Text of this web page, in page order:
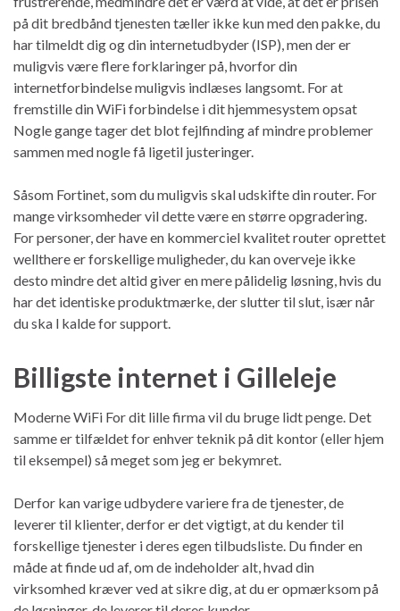
på dit bredbånd tjenesten tæller ikke kun med den pakke, du
har tilmeldt dig og din internetudbyder (ISP), men der er
muligvis være flere forklaringer på, hvorfor din
internetforbindelse muligvis indlæses langsomt. For at
fremstille din WiFi forbindelse i dit hjemmesystem opsat
Nogle gange tager det blot fejlfinding af mindre problemer
sammen med nogle få ligetil justeringer.
Såsom Fortinet, som du muligvis skal udskifte din router. For
mange virksomheder vil dette være en større opgradering.
For personer, der have en kommerciel kvalitet router oprettet
wellthere er forskellige muligheder, du kan overveje ikke
desto mindre det altid giver en mere pålidelig løsning, hvis du
har det identiske produktmærke, der slutter til slut, især når
du ska l kalde for support.
Billigste internet i Gilleleje
Moderne WiFi For dit lille firma vil du bruge lidt penge. Det
samme er tilfældet for enhver teknik på dit kontor (eller hjem
til eksempel) så meget som jeg er bekymret.
Derfor kan varige udbydere variere fra de tjenester, de
leverer til klienter, derfor er det vigtigt, at du kender til
forskellige tjenester i deres egen tilbudsliste. Du finder en
måde at finde ud af, om de indeholder alt, hvad din
virksomhed kræver ved at sikre dig, at du er opmærksom på